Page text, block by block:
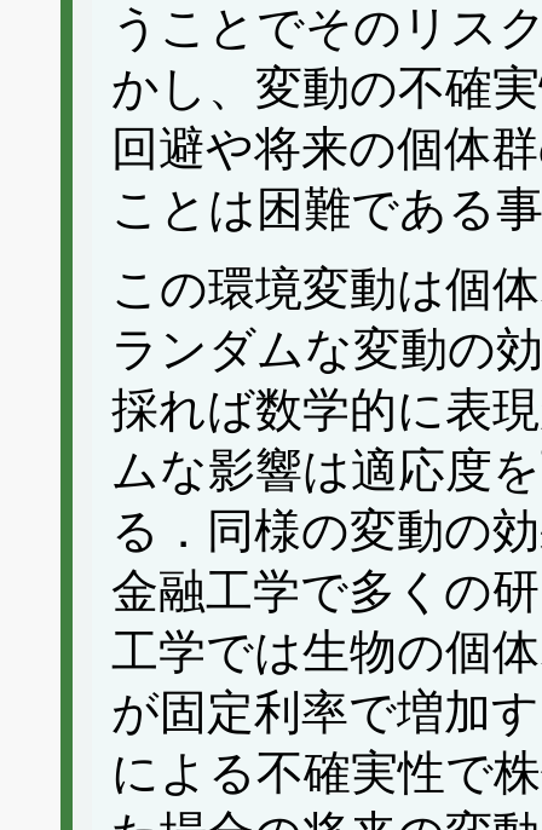
うことでそのリス
かし、変動の不確
回避や将来の個体
ことは困難である
この環境変動は個
ランダムな変動の
採れば数学的に表
ムな影響は適応度
る．同様の変動の
金融工学で多くの
工学では生物の個
が固定利率で増加
による不確実性で